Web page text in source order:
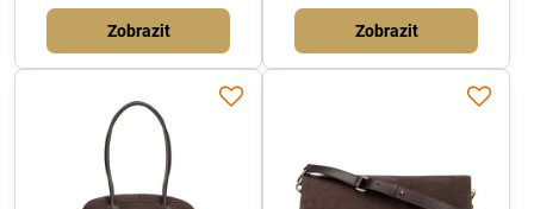
Zobrazit Zobrazit